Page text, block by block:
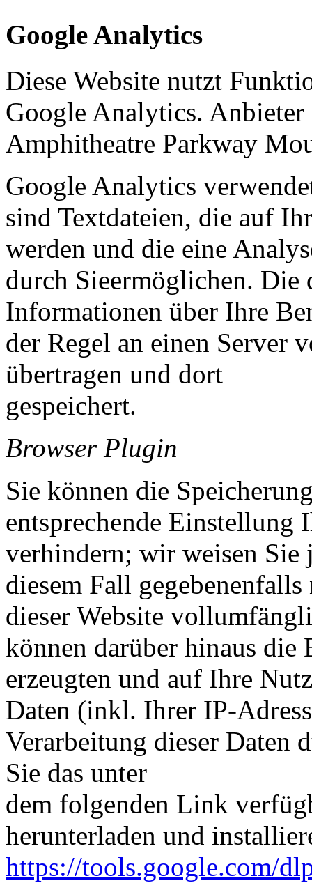
Google Analytics
Diese Website nutzt
Google Analytics.
Amphitheatre Parkway
Google Analytics
sind Textdateien, die auf
werden und die eine
durch Sieermöglichen. Die
Informationen über Ihre
der Regel an einen Server
übertragen und dort
gespeichert.
Browser Plugin
Sie können die
entsprechende Einstellung
verhindern; wir weisen Sie
diesem Fall
dieser Website
können darüber hinaus die
erzeugten und auf Ihre
Daten (inkl. Ihrer IP-
Verarbeitung dieser Daten
Sie das unter
dem folgenden Link
herunterladen und
https://tools.google.com/